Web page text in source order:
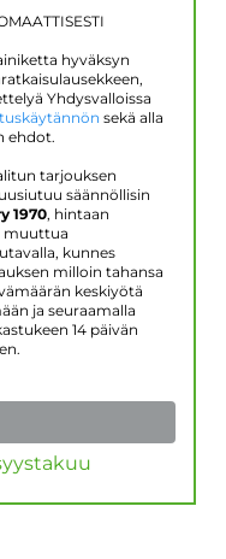
hyväksyn
Yhdysvalloissa
sekä alla
ehdot.
tarjouksen
uusiutuu säännöllisin
1970, hintaan
muuttua
kunnes
milloin tahansa
keskiyötä
ja seuraamalla
14 päivän